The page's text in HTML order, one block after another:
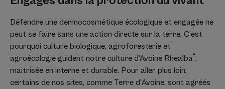
Défendre une dermocosmétique écologique et engagée ne
peut se faire sans une action directe sur la terre. C’est
pourquoi culture biologique, agroforesterie et
agroécologie guident notre culture d’Avoine Rhealba®,
maitrisée en interne et durable. Pour aller plus loin,
certains de nos sites, comme Terre d'Avoine, sont agréés